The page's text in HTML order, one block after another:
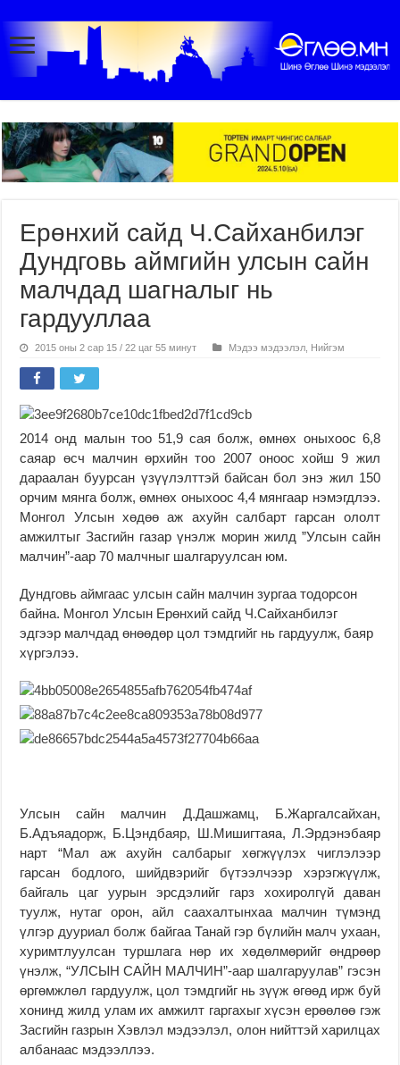
Ерөнхий сайд Ч.Сайханбилэг
Дундговь аймгийн улсын сайн
малчдад шагналыг нь
гардууллаа
2015 оны 2 сар 15 / 22 цаг 55 минут Мэдээ мэдээлэл Нийгэм
2014 онд малын тоо 51,9 сая болж, өмнөх оныхоос 6,8
саяар өсч малчин өрхийн тоо 2007 оноос хойш 9 жил
дараалан буурсан үзүүлэлттэй байсан бол энэ жил 150
орчим мянга болж, өмнөх оныхоос 4,4 мянгаар нэмэгдлээ.
Монгол Улсын хөдөө аж ахуйн салбарт гарсан ололт
амжилтыг Засгийн газар үнэлж морин жилд ”Улсын сайн
малчин”-аар 70 малчныг шалгаруулсан юм.
Дундговь аймгаас улсын сайн малчин зургаа тодорсон
байна. Монгол Улсын Ерөнхий сайд Ч.Сайханбилэг
эдгээр малчдад өнөөдөр цол тэмдгийг нь гардуулж, баяр
хүргэлээ.
Улсын сайн малчин Д.Дашжамц, Б.Жаргалсайхан,
Б.Адъяадорж, Б.Цэндбаяр, Ш.Мишигтаяа, Л.Эрдэнэбаяр
нарт “Мал аж ахуйн салбарыг хөгжүүлэх чиглэлээр
гарсан бодлого, шийдвэрийг бүтээлчээр хэрэгжүүлж,
байгаль цаг уурын эрсдэлийг гарз хохиролгүй даван
туулж, нутаг орон, айл саахалтынхаа малчин түмэнд
үлгэр дууриал болж байгаа Танай гэр бүлийн малч ухаан,
хуримтлуулсан туршлага нөр их хөдөлмөрийг өндрөөр
үнэлж, “УЛСЫН САЙН МАЛЧИН”-аар шалгаруулав” гэсэн
өргөмжлөл гардуулж, цол тэмдгийг нь зүүж өгөөд ирж буй
хонинд жилд улам их амжилт гаргахыг хүсэн ерөөлөө гэж
Засгийн газрын Хэвлэл мэдээлэл, олон нийттэй харилцах
албанаас мэдээллээ.